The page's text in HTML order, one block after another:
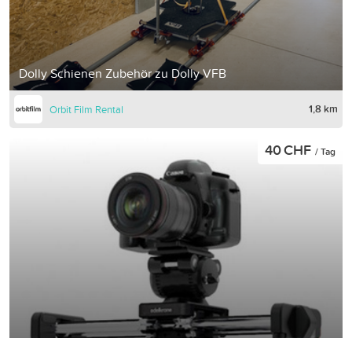
Dolly Schienen Zubehör zu Dolly VFB
Orbit Film Rental 1,8 km
40 CHF / Tag